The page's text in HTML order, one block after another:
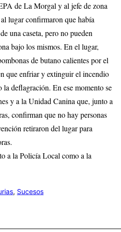
de La Morgal y al jefe de zona
lugar confirmaron que había
una caseta, pero no pueden
bajo los mismos. En el lugar,
de butano calientes por el
que enfriar y extinguir el incendio
la deflagración. En ese momento se
y a la Unidad Canina que, junto a
confirman que no hay personas
retiraron del lugar para
a la Policía Local como a la
, Sucesos